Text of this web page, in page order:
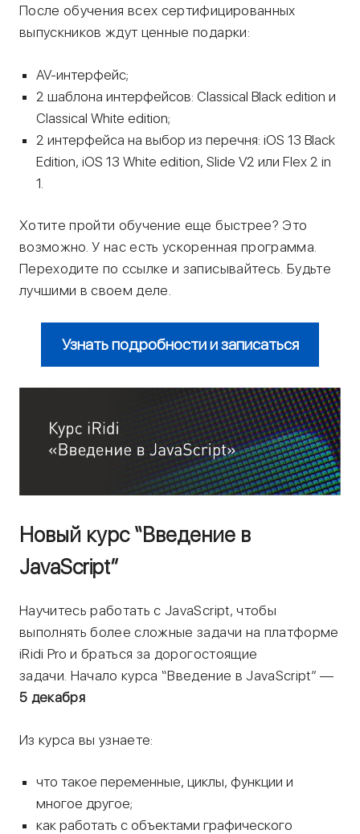
После обучения всех сертифицированных
выпускников ждут ценные подарки:
AV-интерфейс;
2 шаблона интерфейсов: Classical Black edition и
Classical White edition;
2 интерфейса на выбор из перечня: iOS 13 Black
Edition, iOS 13 White edition, Slide V2 или Flex 2 in
1.
Хотите пройти обучение еще быстрее? Это
возможно. У нас есть ускоренная программа.
Переходите по ссылке и записывайтесь. Будьте
лучшими в своем деле.
Узнать подробности и записаться
Новый курс “Введение в
JavaScript”
Научитесь работать с JavaScript, чтобы
выполнять более сложные задачи на платформе
iRidi Pro и браться за дорогостоящие
задачи. Начало курса “Введение в JavaScript” —
5 декабря
Из курса вы узнаете:
что такое переменные, циклы, функции и
многое другое;
как работать с объектами графического